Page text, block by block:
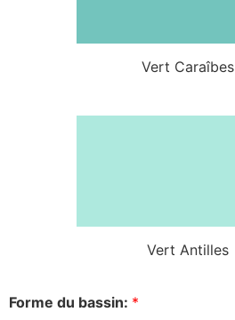
Vert Caraîbes
Vert Antilles
Forme du bassin: *